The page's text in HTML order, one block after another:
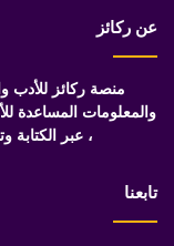
عن ركائز
منصة ركائز للأدب
والمعلومات المساعدة
، عبر الكتابة
تابعنا